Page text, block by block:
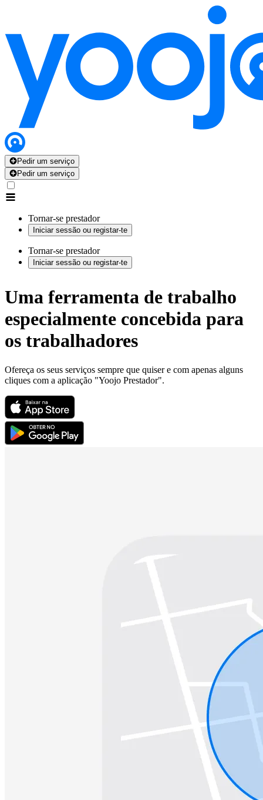
Pedir um serviço
Pedir um serviço
Tornar-se prestador
Iniciar sessão ou registar-te
Tornar-se prestador
Iniciar sessão ou registar-te
Uma ferramenta de trabalho
especialmente concebida para
os trabalhadores
Ofereça os seus serviços sempre que quiser e com apenas alguns
cliques com a aplicação "Yoojo Prestador".